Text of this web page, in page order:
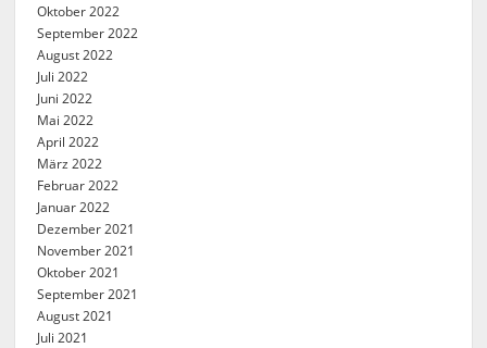
Oktober 2022
September 2022
August 2022
Juli 2022
Juni 2022
Mai 2022
April 2022
März 2022
Februar 2022
Januar 2022
Dezember 2021
November 2021
Oktober 2021
September 2021
August 2021
Juli 2021